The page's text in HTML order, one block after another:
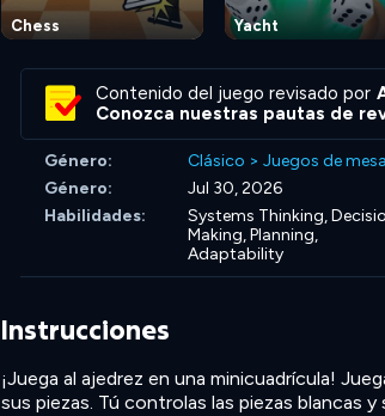
Chess Yacht
Contenido del juego revisado por
Conozca nuestras pautas de
Género: Clásico > Juegos de mesa
Género:
Jul 30, 2026
Habilidades:
Systems Thinking,
Making,Planning,
Adaptability
Instrucciones
¡Juega al ajedrez en una minicuadrícula!
sus piezas. Tú controlas las piezas blancas